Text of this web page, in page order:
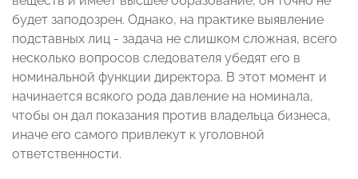
будет заподозрен. Однако, на практике выявление
подставных лиц - задача не слишком сложная, всего
несколько вопросов следователя убедят его в
номинальной функции директора. В этот момент и
начинается всякого рода давление на номинала,
чтобы он дал показания против владельца бизнеса,
иначе его самого привлекут к уголовной
ответственности.